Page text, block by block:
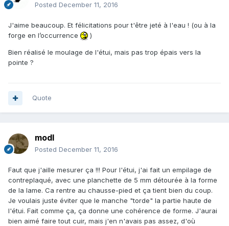
Posted December 11, 2016
J'aime beaucoup. Et félicitations pour t'être jeté à l'eau ! (ou à la
forge en l’occurrence
)
Bien réalisé le moulage de l'étui, mais pas trop épais vers la
pointe ?
Quote
modl
Posted December 11, 2016
Faut que j'aille mesurer ça !!! Pour l'étui, j'ai fait un empilage de
contreplaqué, avec une planchette de 5 mm détourée à la forme
de la lame. Ca rentre au chausse-pied et ça tient bien du coup.
Je voulais juste éviter que le manche "torde" la partie haute de
l'étui. Fait comme ça, ça donne une cohérence de forme. J'aurai
bien aimé faire tout cuir, mais j'en n'avais pas assez, d'où